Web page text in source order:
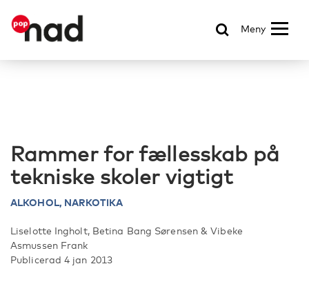
Meny
Rammer for fællesskab på
tekniske skoler vigtigt
ALKOHOL, NARKOTIKA
Liselotte Ingholt, Betina Bang Sørensen & Vibeke
Asmussen Frank
Publicerad 4 jan 2013